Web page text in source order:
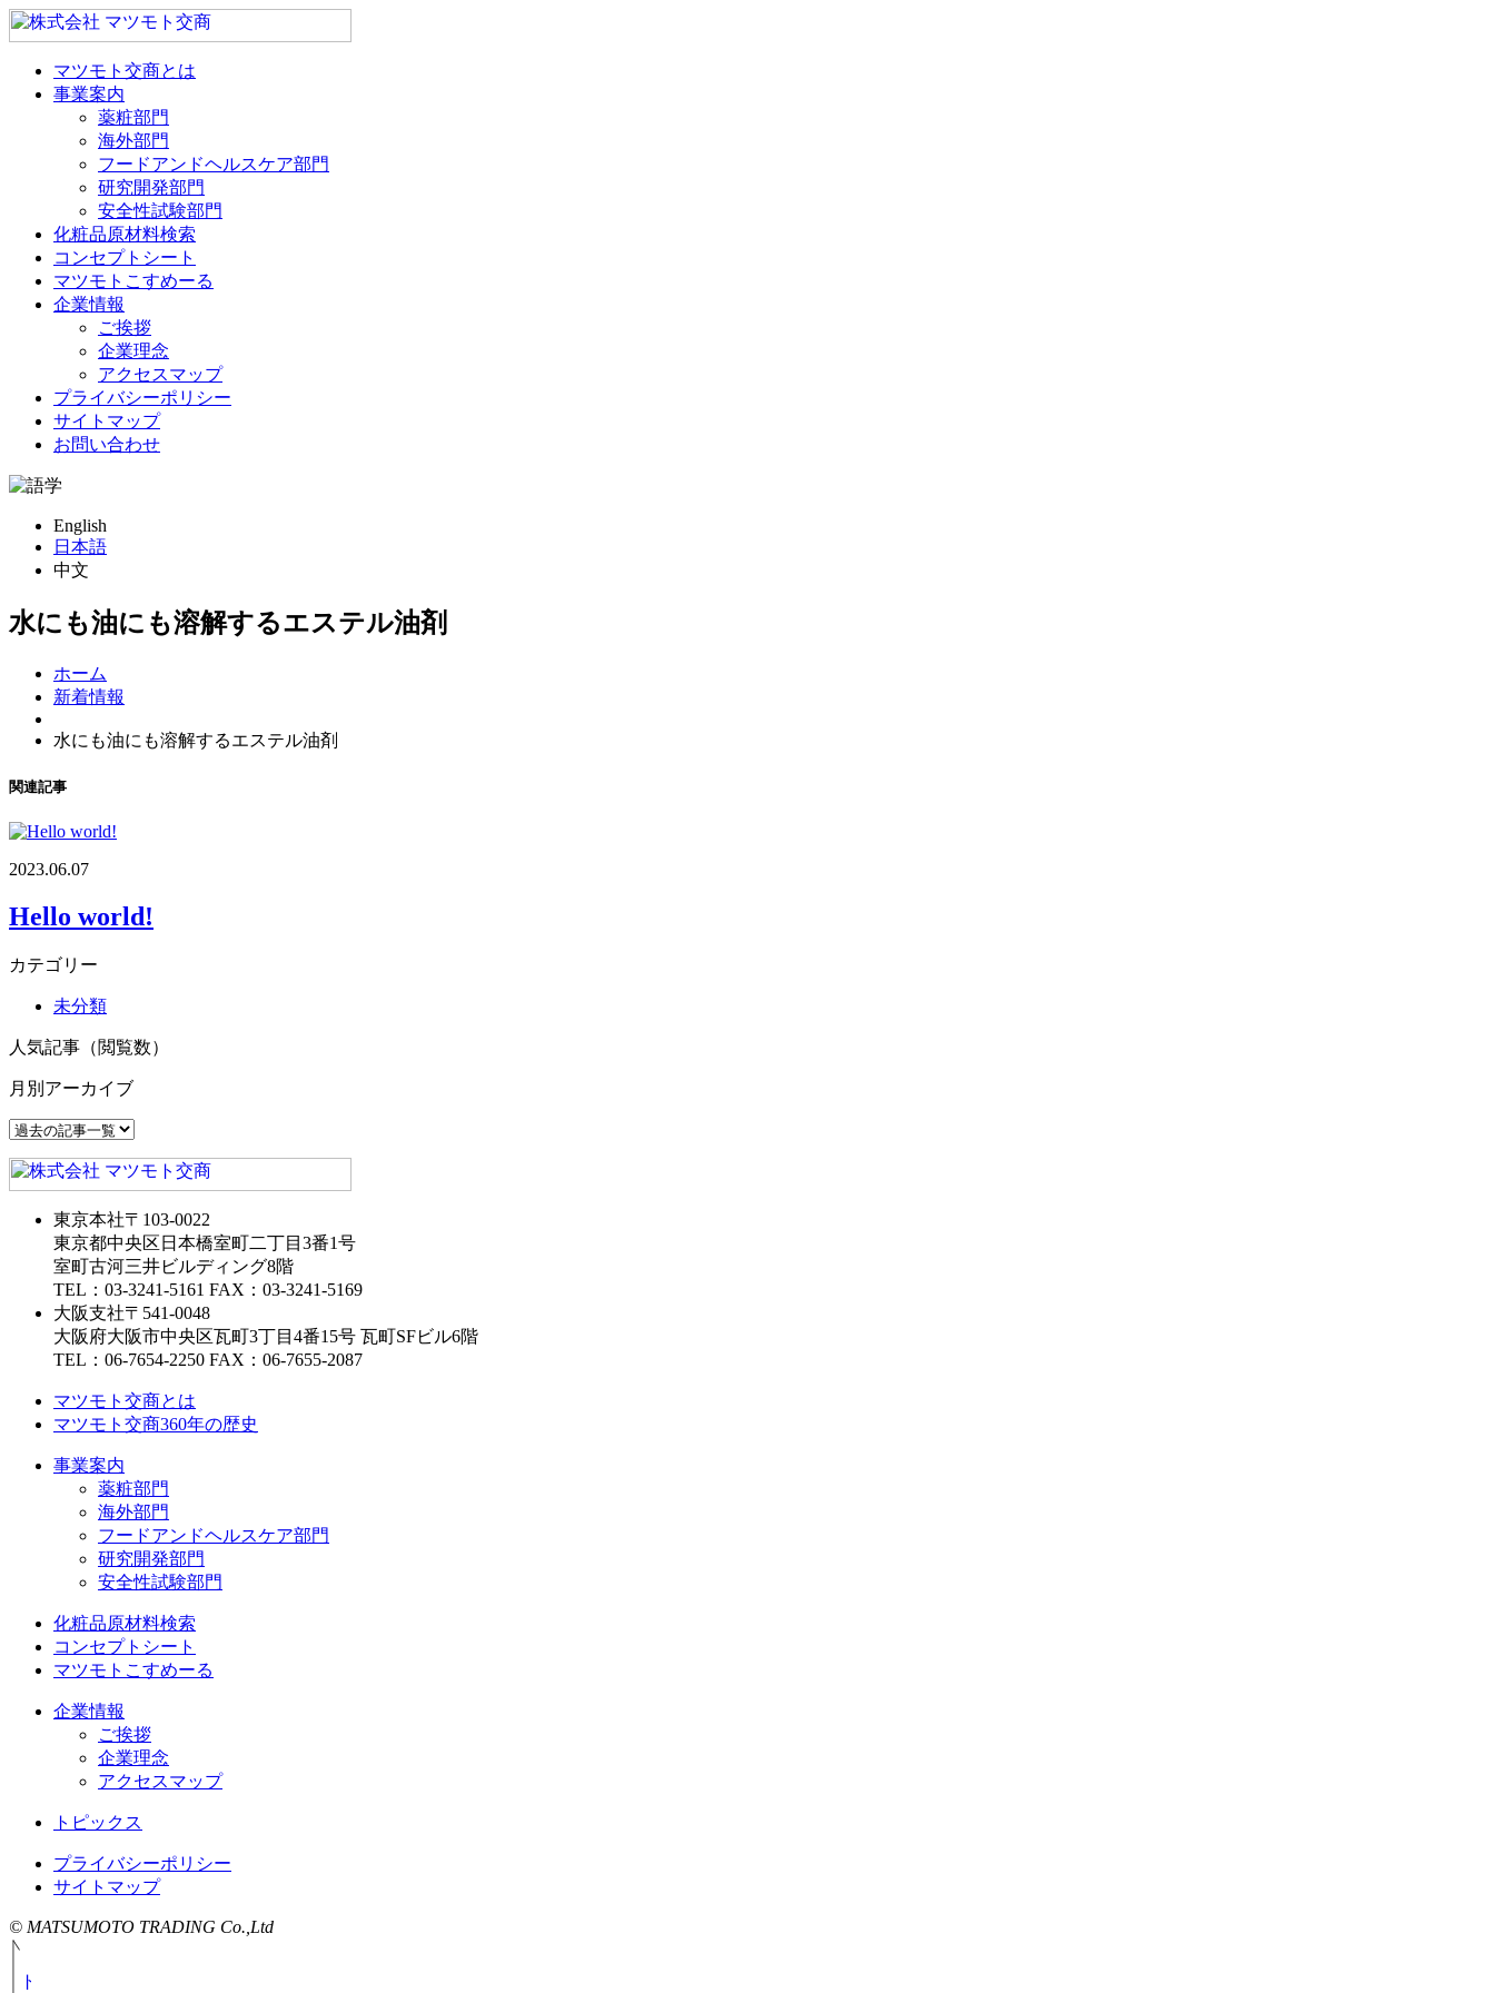
マツモト交商とは
事業案内
薬粧部門
海外部門
フードアンドヘルスケア部門
研究開発部門
安全性試験部門
化粧品原材料検索
コンセプトシート
マツモトこすめーる
企業情報
ご挨拶
企業理念
アクセスマップ
プライバシーポリシー
サイトマップ
お問い合わせ
English
日本語
中文
水にも油にも溶解するエステル油剤
ホーム
新着情報
水にも油にも溶解するエステル油剤
関連記事
2023.06.07
Hello world!
カテゴリー
未分類
人気記事（閲覧数）
月別アーカイブ
東京本社〒103-0022
東京都中央区日本橋室町二丁目3番1号
室町古河三井ビルディング8階
TEL：03-3241-5161 FAX：03-3241-5169
大阪支社〒541-0048
大阪府大阪市中央区瓦町3丁目4番15号 瓦町SFビル6階
TEL：06-7654-2250 FAX：06-7655-2087
マツモト交商とは
マツモト交商360年の歴史
事業案内
薬粧部門
海外部門
フードアンドヘルスケア部門
研究開発部門
安全性試験部門
化粧品原材料検索
コンセプトシート
マツモトこすめーる
企業情報
ご挨拶
企業理念
アクセスマップ
トピックス
プライバシーポリシー
サイトマップ
© MATSUMOTO TRADING Co.,Ltd